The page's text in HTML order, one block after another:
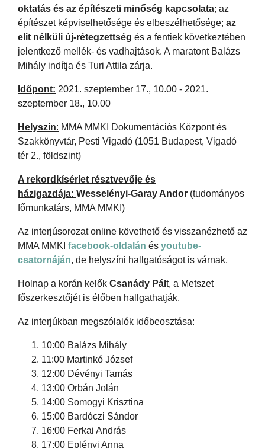
oktatás és az építészeti minőség kapcsolata; az
építészet képviselhetősége és elbeszélhetősége; az
elit nélküli új-rétegzettség és a fentiek következtében
jelentkező mellék- és vadhajtások. A maratont Balázs
Mihály indítja és Turi Attila zárja.
Időpont: 2021. szeptember 17., 10.00 - 2021.
szeptember 18., 10.00
Helyszín: MMA MMKI Dokumentációs Központ és
Szakkönyvtár, Pesti Vigadó (1051 Budapest, Vigadó
tér 2., földszint)
A rekordkísérlet résztvevője és
házigazdája: Wesselényi-Garay Andor (tudományos
főmunkatárs, MMA MMKI)
Az interjúsorozat online követhető és visszanézhető az
MMA MMKI facebook-oldalán és youtube-
csatornáján, de helyszíni hallgatóságot is várnak.
Holnap a korán kelők Csanády Pál t, a Metszet
főszerkesztőjét is élőben hallgathatják.
Az interjúkban megszólalók időbeosztása:
10:00 Balázs Mihály
11:00 Martinkó József
12:00 Dévényi Tamás
13:00 Orbán Jolán
14:00 Somogyi Krisztina
15:00 Bardóczi Sándor
16:00 Ferkai András
17:00 Eplényi Anna